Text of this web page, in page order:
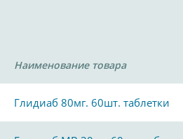
Наименование товара
Глидиаб 80мг. 60шт. таблетки